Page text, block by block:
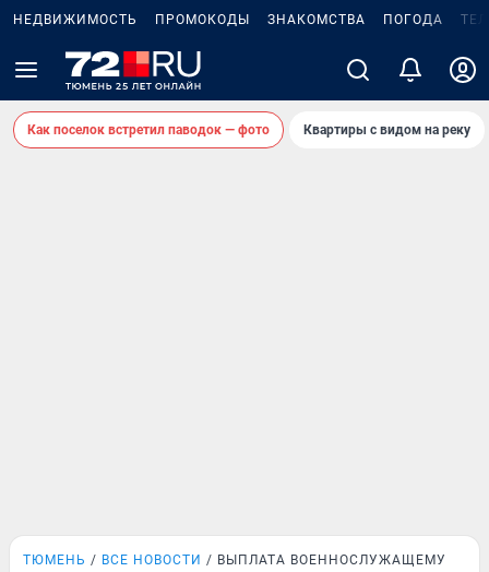
НЕДВИЖИМОСТЬ ПРОМОКОДЫ ЗНАКОМСТВА ПОГОДА
Как поселок встретил паводок — фото Квартиры с видом на реку
ТЮМЕНЬ ВСЕ НОВОСТИ ВЫПЛАТА ВОЕННОСЛУЖАЩЕМУ